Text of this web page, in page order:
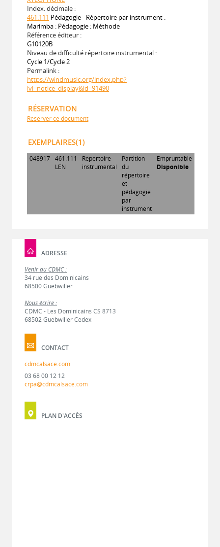
Index. décimale :
461.111 Pédagogie - Répertoire par instrument :
Marimba : Pédagogie : Méthode
Référence éditeur :
G10120B
Niveau de difficulté répertoire instrumental :
Cycle 1/Cycle 2
Permalink :
https://windmusic.org/index.php?
lvl=notice_display&id=91490
RÉSERVATION
Réserver ce document
EXEMPLAIRES(1)
048917 461.111
LEN
Répertoire
instrumental
Partition
du
répertoire
et
pédagogie
par
instrument
Empruntable
Disponible
ADRESSE
Venir au CDMC :
34 rue des Dominicains
68500 Guebwiller
Nous écrire :
CDMC - Les Dominicains CS 8713
68502 Guebwiller Cedex
CONTACT
cdmcalsace.com
03 68 00 12 12
crpa@cdmcalsace.com
PLAN D'ACCÈS